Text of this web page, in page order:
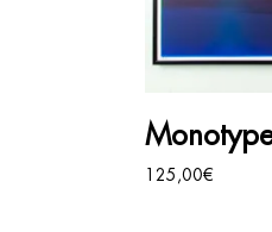
125,00€